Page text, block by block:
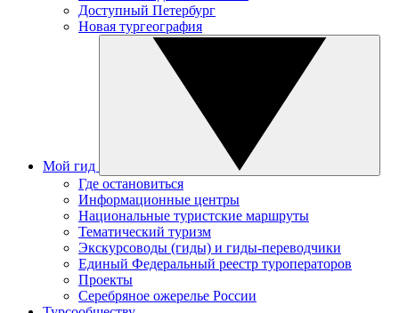
Доступный Петербург
Новая тургеография
Мой гид
Где остановиться
Информационные центры
Национальные туристские маршруты
Тематический туризм
Экскурсоводы (гиды) и гиды-переводчики
Единый Федеральный реестр туроператоров
Проекты
Серебряное ожерелье России